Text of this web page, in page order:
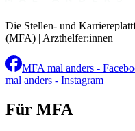
Die Stellen- und
(MFA) | Arzthelfer:innen
MFA mal anders -
mal anders - Instagram
Für MFA